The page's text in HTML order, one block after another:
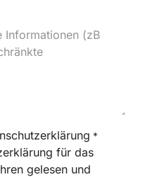
*
für das
gelesen und